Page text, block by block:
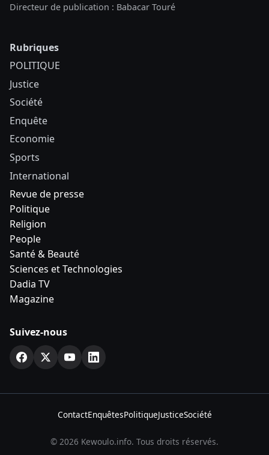
Directeur de publication : Babacar Touré
Rubriques
POLITIQUE
Justice
Société
Enquête
Economie
Sports
International
Revue de presse
Politique
Religion
People
Santé & Beauté
Sciences et Technologies
Dadia TV
Magazine
Suivez-nous
ContactEnquêtesPolitiqueJusticeSociété
© 2026 Kewoulo.info. Tous droits réservés.